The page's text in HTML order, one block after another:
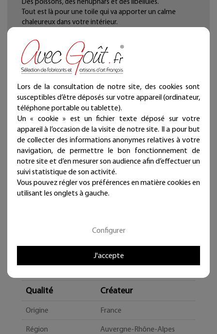
Tout est là pour une toile qui va apporter un calme
chaleureux dans votre intérieur.
poissons"
Toile cirée, châssis en bois.
Léger et résistant.
Taille : 60 x 30 cm.
Caractéristiques
Qualité Créateur
Origine France
Région Auvergne-Rhône-Alpes
Lors de la consultation de notre site, des cookies sont
susceptibles d’être déposés sur votre appareil (ordinateur,
téléphone portable ou tablette).
Un « cookie » est un fichier texte déposé sur votre
appareil à l’occasion de la visite de notre site. Il a pour but
de collecter des informations anonymes relatives à votre
navigation, de permettre le bon fonctionnement de
notre site et d’en mesurer son audience afin d’effectuer un
suivi statistique de son activité.
Vous pouvez régler vos préférences en matière cookies en
utilisant les onglets à gauche.
Configurer
J'accepte